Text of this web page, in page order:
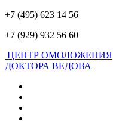
+7 (495) 623 14 56
+7 (929) 932 56 60
ЦЕНТР ОМОЛОЖЕНИЯ
ДОКТОРА ВЕДОВА